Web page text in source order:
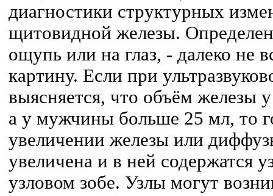
диагностики структурных
щитовидной железы.
ощупь или на глаз, - далеко не
картину. Если при
выясняется, что объём
а у мужчины больше 25 мл, то
увеличении железы или
увеличена и в ней содержатся
узловом зобе. Узлы могут